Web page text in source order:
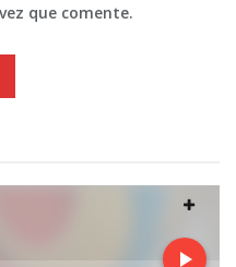
que comente.